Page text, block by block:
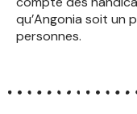
qu’Angonia soit un
personnes.